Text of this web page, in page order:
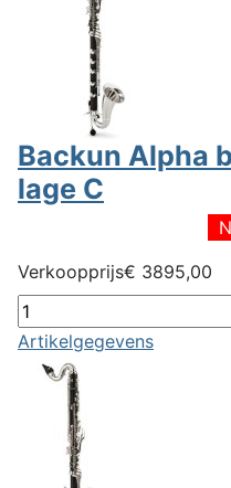
Backun Alpha
lage C
Verkoopprijs€ 3895,00
Artikelgegevens